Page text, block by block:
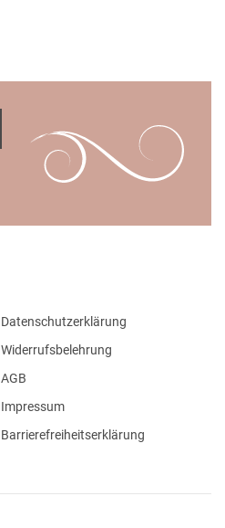
Datenschutzerklärung
Widerrufsbelehrung
AGB
Impressum
Barrierefreiheitserklärung